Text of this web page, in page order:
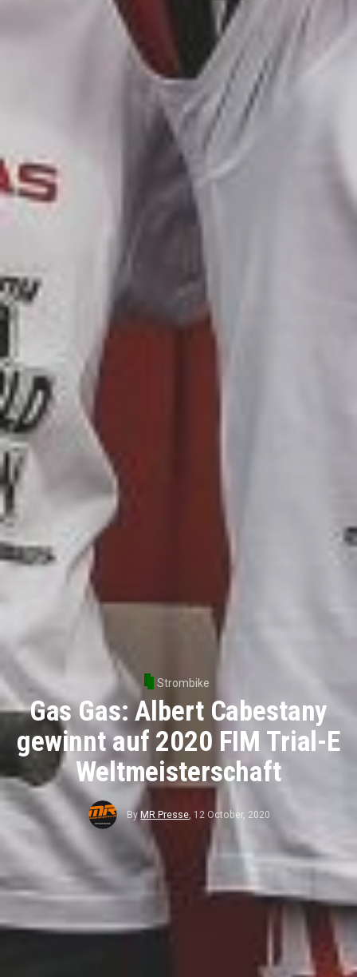
Strombike
Gas Gas: Albert Cabestany
gewinnt auf 2020 FIM Trial-E
Weltmeisterschaft
By MR Presse, 12 October, 2020